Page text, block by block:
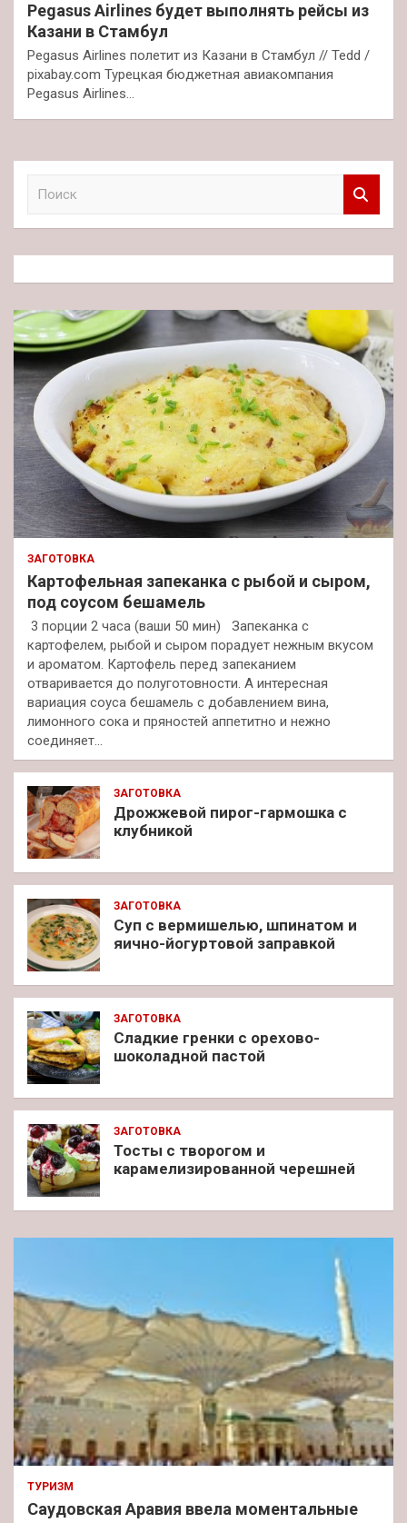
Pegasus Airlines будет выполнять рейсы из
Казани в Стамбул
Pegasus Airlines полетит из Казани в Стамбул // Tedd /
pixabay.com Турецкая бюджетная авиакомпания
Pegasus Airlines…
к
ЗАГОТОВКА
Картофельная запеканка с рыбой и сыром,
под соусом бешамель
3 порции 2 часа (ваши 50 мин) Запеканка с
картофелем, рыбой и сыром порадует нежным вкусом
и ароматом. Картофель перед запеканием
отваривается до полуготовности. А интересная
вариация соуса бешамель с добавлением вина,
лимонного сока и пряностей аппетитно и нежно
соединяет…
ЗАГОТОВКА
Дрожжевой пирог-гармошка с
клубникой
ЗАГОТОВКА
Суп с вермишелью, шпинатом и
яично-йогуртовой заправкой
ЗАГОТОВКА
Сладкие гренки с орехово-
шоколадной пастой
ЗАГОТОВКА
Тосты с творогом и
карамелизированной черешней
ТУРИЗМ
Саудовская Аравия ввела моментальные